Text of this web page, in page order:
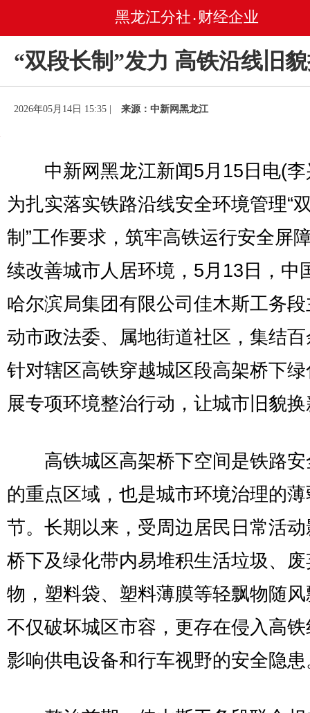
黑龙江分社 • 财经企业
“双段长制”发力 高铁沿线旧
2026年05月14日 15:35 | 来源：中新网黑龙江
中新网黑龙江新闻5月15日电(李
为扎实落实铁路沿线安全环境管理“
制”工作要求，筑牢高铁运行安全屏
续改善城市人居环境，5月13日，中
哈尔滨局集团有限公司佳木斯工务
动市政法委、属地街道社区，集结
针对辖区高铁穿越城区段高架桥下
展专项环境整治行动，让城市旧貌
高铁城区高架桥下空间是铁路安
的重点区域，也是城市环境治理的
节。长期以来，受周边居民日常活
桥下及绿化带内易堆积生活垃圾、
物，塑料袋、塑料薄膜等轻飘物随
不仅破坏城区市容，更存在侵入高
影响供电设备和行车视野的安全隐患